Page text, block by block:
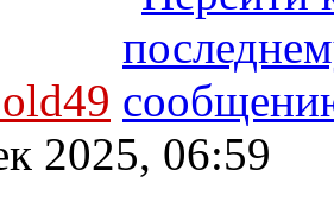
2025, 06:59